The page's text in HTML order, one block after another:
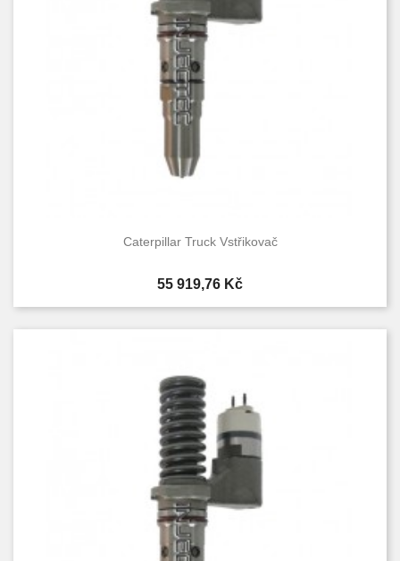
Caterpillar Truck Vstřikovač
Cena
55 919,76 Kč